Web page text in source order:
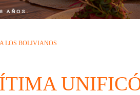
LOS BOLIVIANOS